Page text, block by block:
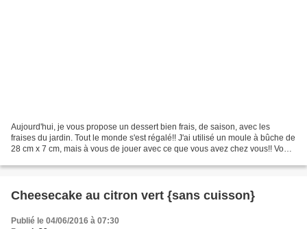
Aujourd'hui, je vous propose un dessert bien frais, de saison, avec les
fraises du jardin. Tout le monde s'est régalé!! J'ai utilisé un moule à bûche de
28 cm x 7 cm, mais à vous de jouer avec ce que vous avez chez vous!! Vous
Cheesecake au citron vert {sans cuisson}
Publié le 04/06/2016 à 07:30